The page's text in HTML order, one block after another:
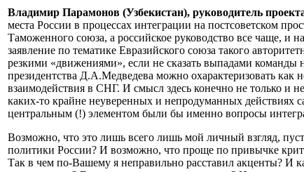
Владимир Парамонов (Узбекистан), руководитель
места России в процессах интеграции на постсоветском
Таможенного союза, а российское руководство все чаще, и
заявление по тематике Евразийского союза такого
резкими «движениями», если не сказать выпадами
президентства Д.А.Медведева можно охарактеризовать как
взаимодействия в СНГ. И смысл здесь конечно не только и
каких-то крайне неуверенных и непродуманных действиях
центральным (!) элементом были бы именно вопросы
Возможно, что это лишь всего лишь мой личный взгляд,
политики России? И возможно, что проще по привычке
Так в чем по-Вашему я неправильно расставил акценты? И